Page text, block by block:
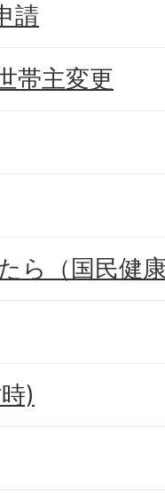
請
帯主変更
ら（国民健
)